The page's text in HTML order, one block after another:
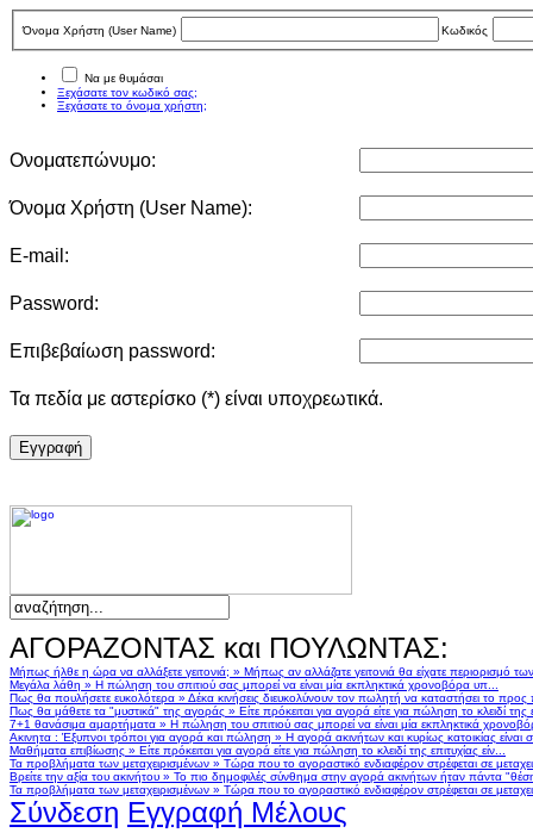
Όνομα Χρήστη (User Νame) Κωδικός
Να με θυμάσαι
Ξεχάσατε τον κωδικό σας;
Ξεχάσατε το όνομα χρήστη;
Ονοματεπώνυμο:
Όνομα Χρήστη (User Νame):
E-mail:
Password:
Επιβεβαίωση password:
Τα πεδία με αστερίσκο (*) είναι υποχρεωτικά.
Eγγραφή
ΑΓΟΡΑΖΟΝΤΑΣ και ΠΟΥΛΩΝΤΑΣ:
Μήπως ήλθε η ώρα να αλλάξετε γειτονιά; » Μήπως αν αλλάζατε γειτονιά θα είχατε περιορισμό
Μεγάλα λάθη » Η πώληση του σπιτιού σας μπορεί να είναι μία εκπληκτικά χρονοβόρα υπ...
Πως θα πουλήσετε ευκολότερα » Δέκα κινήσεις διευκολύνουν τον πωλητή να καταστήσει το
Πως θα μάθετε τα "μυστικά" της αγοράς » Είτε πρόκειται για αγορά είτε για πώληση το κλειδί της
7+1 θανάσιμα αμαρτήματα » Η πώληση του σπιτιού σας μπορεί να είναι μία εκπληκτικά
Ακινητα : Έξυπνοι τρόποι για αγορά και πώληση » Η αγορά ακινήτων και κυρίως κατοικίας
Μαθήματα επιβίωσης » Είτε πρόκειται για αγορά είτε για πώληση το κλειδί της επιτυχίας είν...
Τα προβλήματα των μεταχειρισμένων » Τώρα που το αγοραστικό ενδιαφέρον στρέφεται σε
Βρείτε την αξία του ακινήτου » Το πιο δημοφιλές σύνθημα στην αγορά ακινήτων ήταν πάντα
Τα προβλήματα των μεταχειρισμένων » Τώρα που το αγοραστικό ενδιαφέρον στρέφεται σε
Σύνδεση Εγγραφή Μέλους